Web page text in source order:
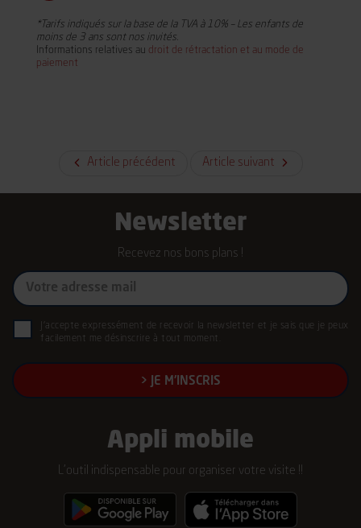
*Tarifs indiqués sur la base de la TVA à 10% – Les enfants de
moins de 3 ans sont nos invités.
Informations relatives au droit de rétractation et au mode de
paiement
Article précédent Article suivant
Newsletter
Recevez nos bons plans !
(Nécessaire)
RGPD
(Nécessaire)
J'accepte expressément de recevoir la newsletter et je sais que je peux
facilement me désinscrire à tout moment.
Appli mobile
L’outil indispensable pour organiser votre visite !!